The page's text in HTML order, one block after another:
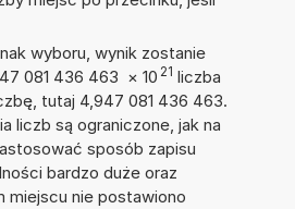
wyboru, wynik zostanie
081 436 463 × 10 21 liczba
tutaj 4,947 081 436 463.
liczb są ograniczone, jak na
sposób zapisu
bardzo duże oraz
miejscu nie postawiono